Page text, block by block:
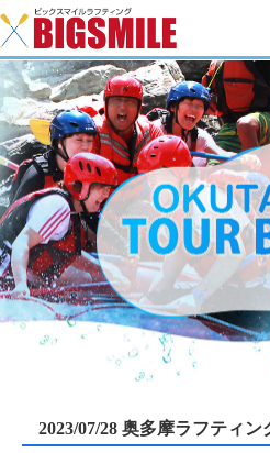
2023/07/28 奥多摩ラフティン